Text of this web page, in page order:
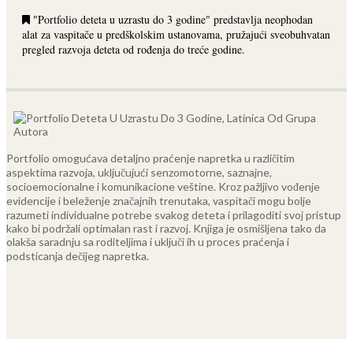
"Portfolio deteta u uzrastu do 3 godine" predstavlja neophodan
alat za vaspitače u predškolskim ustanovama, pružajući sveobuhvatan
pregled razvoja deteta od rođenja do treće godine.
Portfolio omogućava detaljno praćenje napretka u različitim
aspektima razvoja, uključujući senzomotorne, saznajne,
socioemocionalne i komunikacione veštine. Kroz pažljivo vođenje
evidencije i beleženje značajnih trenutaka, vaspitači mogu bolje
razumeti individualne potrebe svakog deteta i prilagoditi svoj pristup
kako bi podržali optimalan rast i razvoj. Knjiga je osmišljena tako da
olakša saradnju sa roditeljima i uključi ih u proces praćenja i
podsticanja dečijeg napretka.